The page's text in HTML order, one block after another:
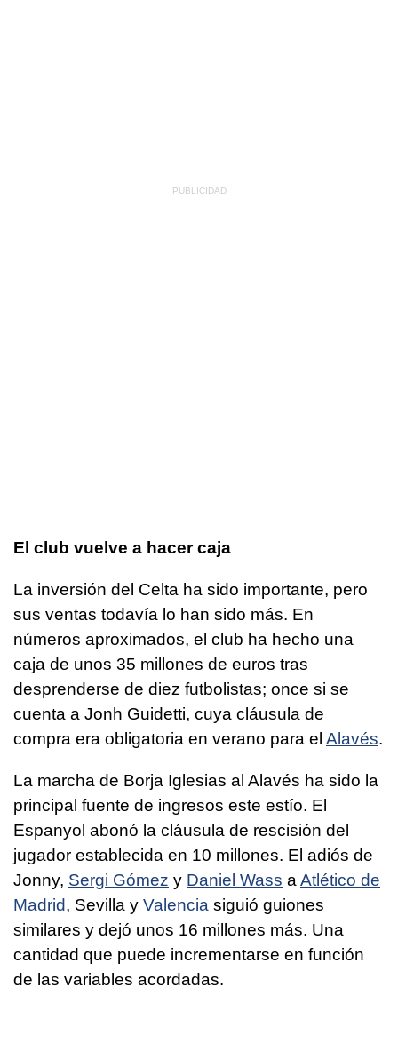
El club vuelve a hacer caja
La inversión del Celta ha sido importante, pero
sus ventas todavía lo han sido más. En
números aproximados, el club ha hecho una
caja de unos 35 millones de euros tras
desprenderse de diez futbolistas; once si se
cuenta a Jonh Guidetti, cuya cláusula de
compra era obligatoria en verano para el Alavés.
La marcha de Borja Iglesias al Alavés ha sido la
principal fuente de ingresos este estío. El
Espanyol abonó la cláusula de rescisión del
jugador establecida en 10 millones. El adiós de
Jonny, Sergi Gómez y Daniel Wass a Atlético de
Madrid, Sevilla y Valencia siguió guiones
similares y dejó unos 16 millones más. Una
cantidad que puede incrementarse en función
de las variables acordadas.